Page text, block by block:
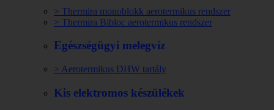
> Thermira monoblokk aerotermikus rendszer
> Thermira Bibloc aerotermikus rendszer
Egészségügyi melegvíz
> Aerotermikus DHW tartály
Kis elektromos készülékek